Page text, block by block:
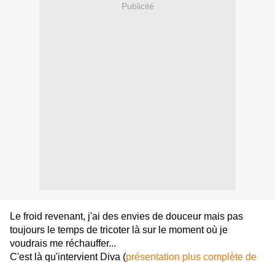
Publicité
Le froid revenant, j'ai des envies de douceur mais pas
toujours le temps de tricoter là sur le moment où je
voudrais me réchauffer...
C'est là qu'intervient Diva (présentation plus complète de